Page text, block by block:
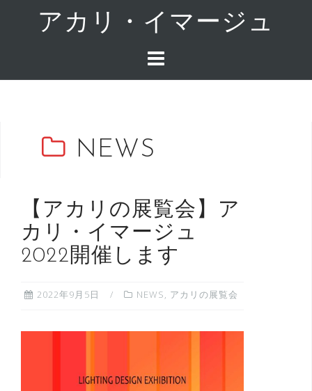
ツ
アカリ・イマージュ
NEWS
【アカリの展覧会】ア
カリ・イマージュ
2022開催します
2022年9月5日 NEWS, アカリの展覧会